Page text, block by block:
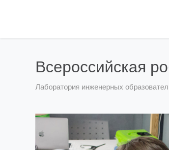
Всероссийская
Лаборатория инженерных